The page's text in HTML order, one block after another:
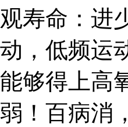
观寿命：进
动，低频运
能够得上高
弱！百病消